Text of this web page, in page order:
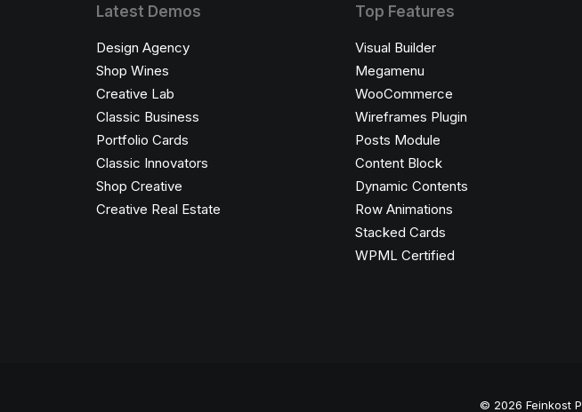
Latest Demos
Design Agency
Shop Wines
Creative Lab
Classic Business
Portfolio Cards
Classic Innovators
Shop Creative
Creative Real Estate
Top Features
Visual Builder
Megamenu
WooCommerce
Wireframes Plugin
Posts Module
Content Block
Dynamic Contents
Row Animations
Stacked Cards
WPML Certified
© 2026 Feinkost